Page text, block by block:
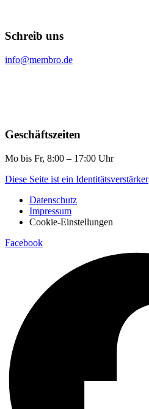
Schreib uns
info@membro.de
Geschäftszeiten
Mo bis Fr, 8:00 – 17:00 Uhr
Diese Seite ist ein Identitätsverstärker
Datenschutz
Impressum
Cookie-Einstellungen
Facebook